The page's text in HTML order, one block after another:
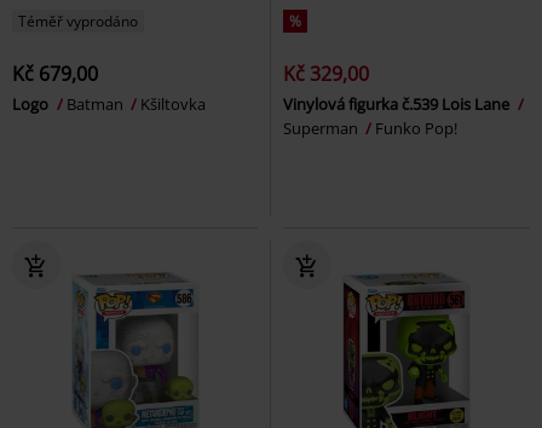
Téměř vyprodáno
Kč 679,00
Logo Batman Kšiltovka
%
Kč 329,00
Vinylová figurka č.539 Lois Lane
Superman
Funko Pop!